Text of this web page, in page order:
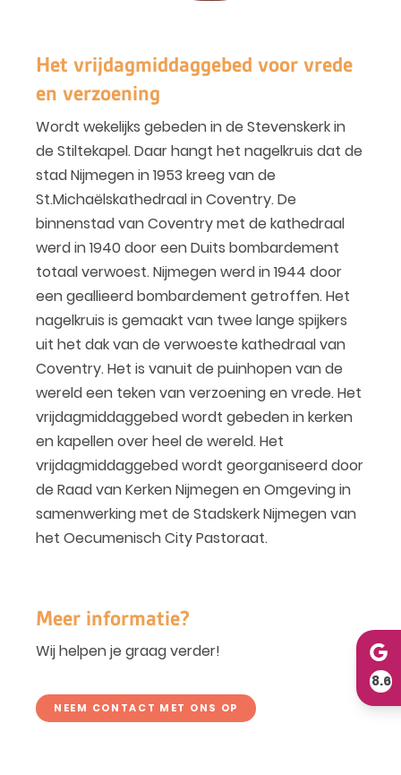
Het vrijdagmiddaggebed voor vrede
en verzoening
Wordt wekelijks gebeden in de Stevenskerk in
de Stiltekapel. Daar hangt het nagelkruis dat de
stad Nijmegen in 1953 kreeg van de
St.Michaëlskathedraal in Coventry. De
binnenstad van Coventry met de kathedraal
werd in 1940 door een Duits bombardement
totaal verwoest. Nijmegen werd in 1944 door
een geallieerd bombardement getroffen. Het
nagelkruis is gemaakt van twee lange spijkers
uit het dak van de verwoeste kathedraal van
Coventry. Het is vanuit de puinhopen van de
wereld een teken van verzoening en vrede. Het
vrijdagmiddaggebed wordt gebeden in kerken
en kapellen over heel de wereld. Het
vrijdagmiddaggebed wordt georganiseerd door
de Raad van Kerken Nijmegen en Omgeving in
samenwerking met de Stadskerk Nijmegen van
het Oecumenisch City Pastoraat.
Meer informatie?
Wij helpen je graag verder!
NEEM CONTACT MET ONS OP
8.6